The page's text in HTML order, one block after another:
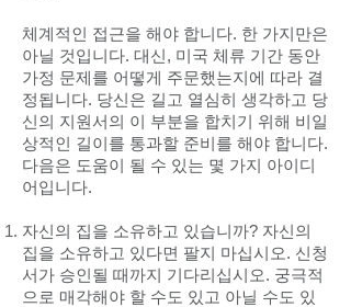
체계적인 접근을 해야 합니다. 한 가지만은
아닐 것입니다. 대신, 미국 체류 기간 동안
가정 문제를 어떻게 주문했는지에 따라 결
정됩니다. 당신은 길고 열심히 생각하고 당
신의 지원서의 이 부분을 합치기 위해 비일
상적인 길이를 통과할 준비를 해야 합니다.
다음은 도움이 될 수 있는 몇 가지 아이디
어입니다.
자신의 집을 소유하고 있습니까? 자신의
집을 소유하고 있다면 팔지 마십시오. 신청
서가 승인될 때까지 기다리십시오. 궁극적
으로 매각해야 할 수도 있고 아닐 수도 있